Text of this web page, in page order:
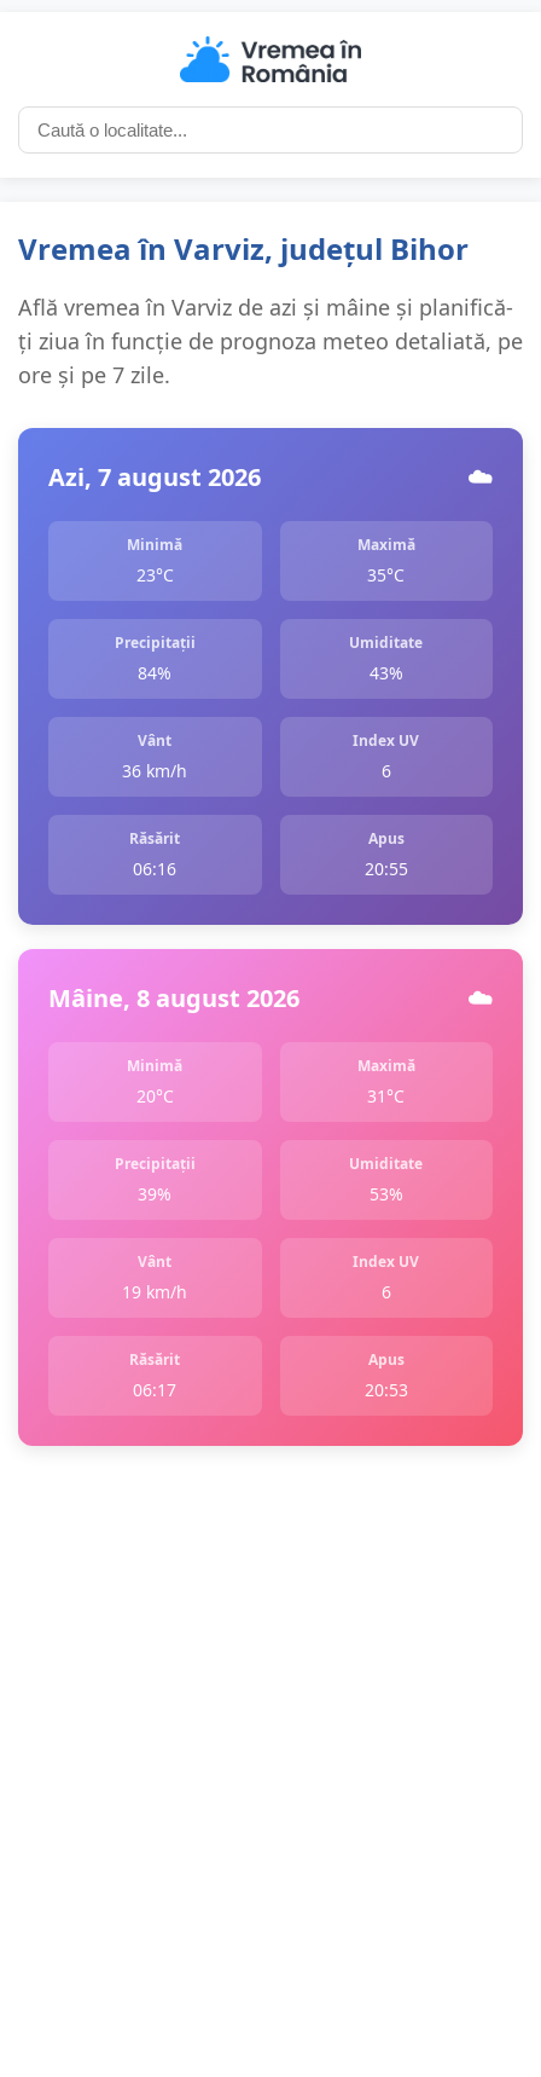
Vremea în Varviz, județul Bihor
Află vremea în Varviz de azi și mâine și planifică-
ți ziua în funcție de prognoza meteo detaliată, pe
ore și pe 7 zile.
Azi, 7 august 2026 ☁️
Minimă
23°C
Maximă
35°C
Precipitații
84%
Umiditate
43%
Vânt
36 km/h
Index UV
6
Răsărit
06:16
Apus
20:55
Mâine, 8 august 2026 ☁️
Minimă
20°C
Maximă
31°C
Precipitații
39%
Umiditate
53%
Vânt
19 km/h
Index UV
6
Răsărit
06:17
Apus
20:53